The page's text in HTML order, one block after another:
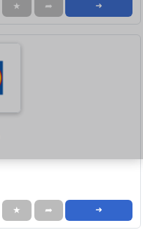
★ ➦ ➜
★ ➦ ➜